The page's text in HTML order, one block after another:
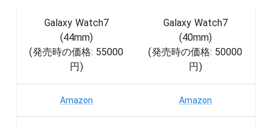
Galaxy Watch7
(44mm)
(発売時の価格: 55000
円)
Galaxy Watch7
(40mm)
(発売時の価格: 50000
円)
Amazon Amazon